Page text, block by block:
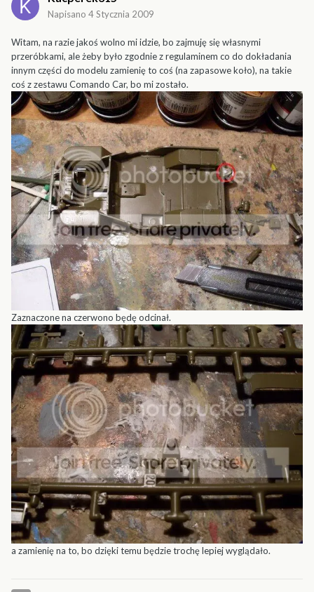
Napisano 4 Stycznia 2009
Witam, na razie jakoś wolno mi idzie, bo zajmuję się własnymi
przeróbkami, ale żeby było zgodnie z regulaminem co do dokładania
innym części do modelu zamienię to coś (na zapasowe koło), na takie
coś z zestawu Comando Car, bo mi zostało.
Zaznaczone na czerwono będę odcinał.
a zamienię na to, bo dzięki temu będzie trochę lepiej wyglądało.